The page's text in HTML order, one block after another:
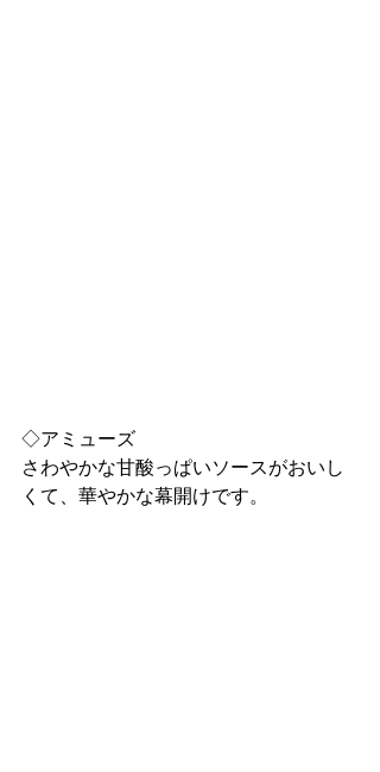
◇アミューズ
さわやかな甘酸っぱいソースがおいし
くて、華やかな幕開けです。